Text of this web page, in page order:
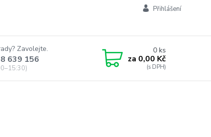
Přihlášení
Zavolejte.
639 156
0ks
za 0,00 Kč